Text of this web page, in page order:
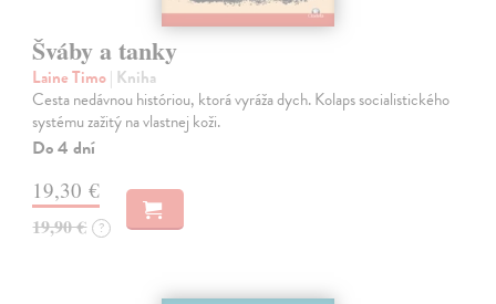
Šváby a tanky
Laine Timo| Kniha
Cesta nedávnou históriou, ktorá vyráža dych. Kolaps socialistického
systému zažitý na vlastnej koži.
Do 4 dní
19,30 €
19,90 € ?